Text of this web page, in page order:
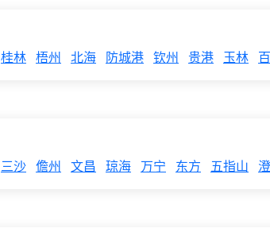
桂林 梧州 北海 防城港 钦州 贵港 玉林
三沙 儋州 文昌 琼海 万宁 东方 五指山